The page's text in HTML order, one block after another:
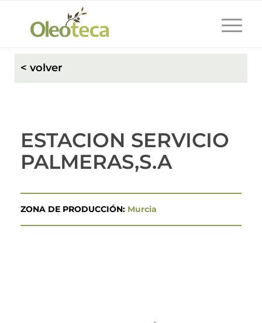
< volver
ESTACION SERVICIO
PALMERAS,S.A
ZONA DE PRODUCCIÓN: Murcia